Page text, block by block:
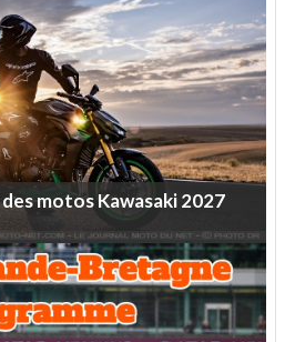
desmotosKawasaki2027